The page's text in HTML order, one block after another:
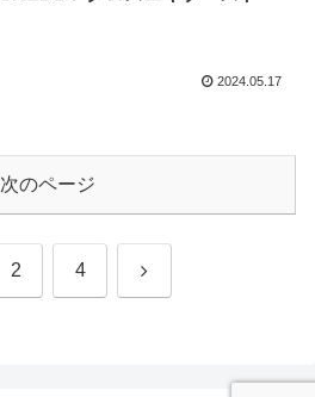
2024.05.17
次のページ
2 4 次